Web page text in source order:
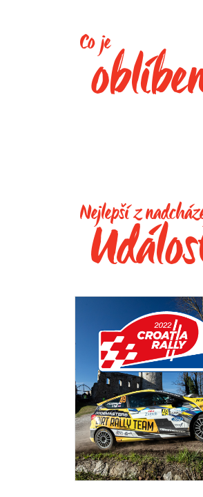
Co je
Nejlepší z